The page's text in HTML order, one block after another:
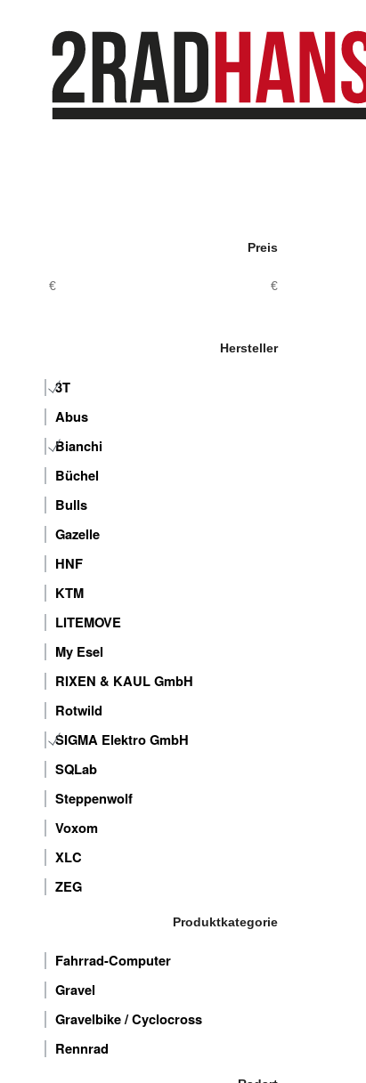
Preis
€ €
Hersteller
3T
Abus
Bianchi
Büchel
Bulls
Gazelle
HNF
KTM
LITEMOVE
My Esel
RIXEN & KAUL GmbH
Rotwild
SIGMA Elektro GmbH
SQLab
Steppenwolf
Voxom
XLC
ZEG
Produktkategorie
Fahrrad-Computer
Gravel
Gravelbike / Cyclocross
Rennrad